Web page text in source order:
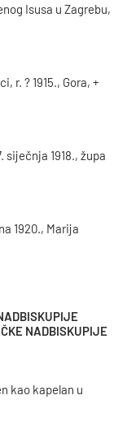
Isusa u Zagrebu,
r. ? 1915., Gora, +
siječnja 1918., župa
1920., Marija
NADBISKUPIJE
kao kapelan u